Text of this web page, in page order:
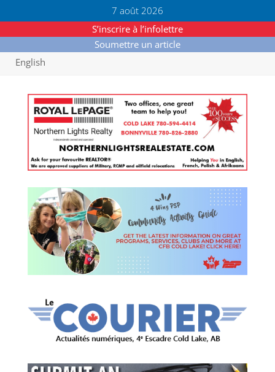
7 août 2026
S’inscrire à l’infolettre
Soumettre un article
English